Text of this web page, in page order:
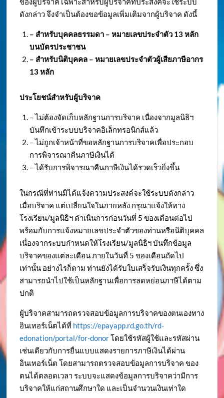
ดังกล่าว จึงจำเป็นต้องขอข้อมูลเพิ่มเติมจากผู้บริจาค ดังนี้
– สำหรับบุคคลธรรมดา – หมายเลขประจำตัว 13 หลัก
บนบัตรประชาชน
– สำหรับนิติบุคคล – หมายเลขประจำตัวผู้เสียภาษีอากร
13 หลัก
ประโยชน์สำหรับผู้บริจาค
– ไม่ต้องจัดเก็บหลักฐานการบริจาค เนื่องจากมูลนิธิฯ
บันทึกเข้าระบบบริจาคอิเล็กทรอนิกส์แล้ว
– ไม่ถูกเจ้าหน้าที่ขอหลักฐานการบริจาคเพื่อประกอบ
การพิจารณาคืนภาษีเงินได้
– ได้รับการพิจารณาคืนภาษีเงินได้รวดเร็วยิ่งขึ้น
ในกรณีที่ท่านมิได้แจ้งความประสงค์จะใช้ระบบดังกล่าว
เมื่อบริจาค แต่เปลี่ยนใจในภายหลัง กรุณาแจ้งให้ทาง
โรงเรียน/มูลนิธิฯ ดำเนินการก่อนวันที่ 5 ของเดือนต่อไป
พร้อมกับการแจ้งหมายเลขประจำตัวของท่านหรือนิติบุคคล
เนื่องจากระบบกำหนดให้โรงเรียน/มูลนิธิฯ บันทึกข้อมูล
บริจาคของแต่ละเดือน ภายในวันที่ 5 ของเดือนถัดไป
เท่านั้น อย่างไรก็ตาม ท่านยังได้รับใบเสร็จรับเงินทุกครั้ง ซึ่ง
สามารถนำไปใช้เป็นหลักฐานเพื่อการลดหย่อนภาษีได้ตาม
ปกติ
ผู้บริจาคสามารถตรวจสอบข้อมูลการบริจาคของตนเองทาง
อินเทอร์เน็ตได้ที่ https://epayapp.rd.go.th/rd-
edonation/portal/for-donorโดยใช้รหัสผู้ใช้และรหัสผ่าน
เช่นเดียวกับการยื่นแบบแสดงรายการภาษีเงินได้ผ่าน
อินเทอร์เน็ต โดยสามารถตรวจสอบข้อมูลการบริจาค ของ
ตนได้ตลอดเวลา ระบบจะแสดงข้อมูลการบริจาคว่ามีการ
บริจาคให้แก่สถานศึกษาใด และเป็นจำนวนเงินเท่าใด